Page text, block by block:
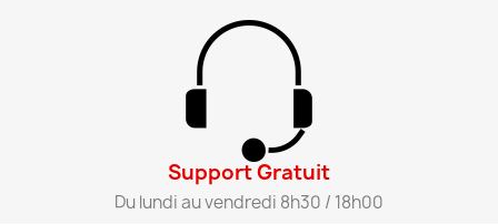
Support Gratuit​
Du lundi au vendredi 8h30 / 18h00​